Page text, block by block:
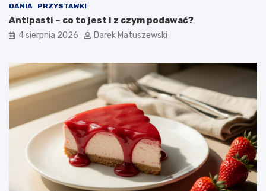
DANIA PRZYSTAWKI
Antipasti – co to jest i z czym podawać?
4 sierpnia 2026 Darek Matuszewski